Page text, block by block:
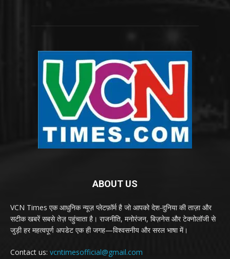
ABOUT US
VCN Times एक आधुनिक न्यूज़ प्लेटफ़ॉर्म है जो आपको देश-दुनिया की ताज़ा और
सटीक खबरें सबसे तेज़ पहुंचाता है। राजनीति, मनोरंजन, बिज़नेस और टेक्नोलॉजी से
जुड़ी हर महत्वपूर्ण अपडेट एक ही जगह—विश्वसनीय और सरल भाषा में।
Contact us: vcntimesofficial@gmail.com